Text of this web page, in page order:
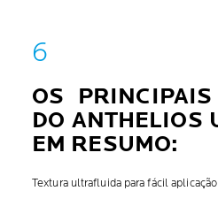
OS
DO ANTHELIOS
EM RESUMO:
Textura ultrafluida para fácil aplicação